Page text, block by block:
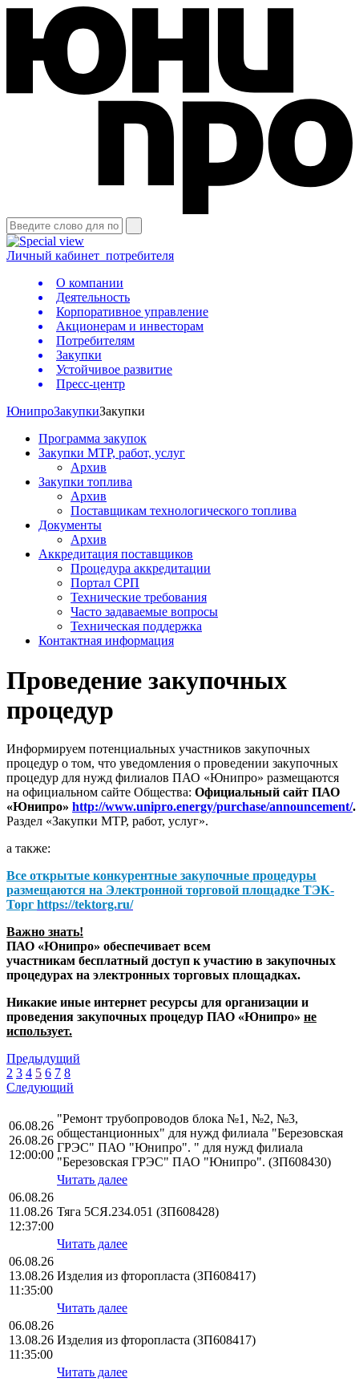
Личный кабинет потребителя
О компании
Деятельность
Корпоративное управление
Акционерам и инвесторам
Потребителям
Закупки
Устойчивое развитие
Пресс-центр
ЮнипроЗакупкиЗакупки
Программа закупок
Закупки МТР, работ, услуг
Архив
Закупки топлива
Архив
Поставщикам технологического топлива
Документы
Архив
Аккредитация поставщиков
Процедура аккредитации
Портал СРП
Технические требования
Часто задаваемые вопросы
Техническая поддержка
Контактная информация
Проведение закупочных
процедур
Информируем потенциальных участников закупочных
процедур о том, что уведомления о проведении закупочных
процедур для нужд филиалов ПАО «Юнипро» размещаются
на официальном сайте Общества: Официальный сайт ПАО
«Юнипро» http://www.unipro.energy/purchase/announcement/.
Раздел «Закупки МТР, работ, услуг».
а также:
Все открытые конкурентные закупочные процедуры
размещаются на Электронной торговой площадке ТЭК-
Торг https://tektorg.ru/
Важно знать!
ПАО «Юнипро» обеспечивает всем
участникам бесплатный доступ к участию в закупочных
процедурах на электронных торговых площадках.
Никакие иные интернет ресурсы для организации и
проведения закупочных процедур ПАО «Юнипро» не
использует.
Предыдущий
2 3 4 5 6 7 8
Следующий
06.08.26
26.08.26
12:00:00
"Ремонт трубопроводов блока №1, №2, №3,
общестанционных" для нужд филиала "Березовская
ГРЭС" ПАО "Юнипро". " для нужд филиала
"Березовская ГРЭС" ПАО "Юнипро". (ЗП608430)
Читать далее
06.08.26
11.08.26
12:37:00
Тяга 5СЯ.234.051 (ЗП608428)
Читать далее
06.08.26
13.08.26
11:35:00
Изделия из фторопласта (ЗП608417)
Читать далее
06.08.26
13.08.26
11:35:00
Изделия из фторопласта (ЗП608417)
Читать далее